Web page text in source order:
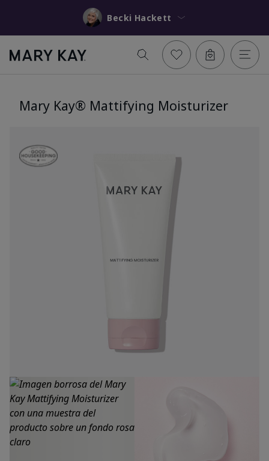
Becki Hackett
Mary Kay® Mattifying Moisturizer